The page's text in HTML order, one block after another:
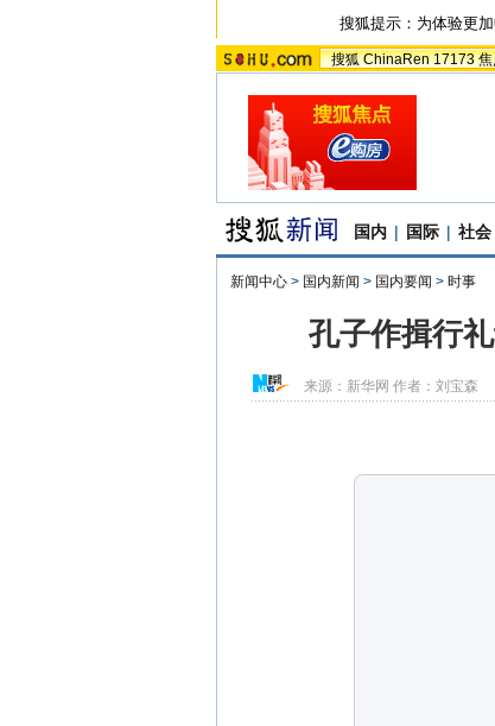
搜狐提示：为体验更
搜狐 ChinaRen 17173 焦
国内 | 国际 | 社会
新闻中心 > 国内新闻 > 国内要闻 > 时事
孔子作揖行
来源： 新华网 作者：刘宝森